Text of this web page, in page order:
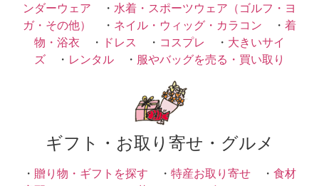
ンダーウェア ・ 水着・スポーツウェア（ゴルフ・ヨ
ガ・その他）
・ ネイル・ウィッグ・カラコン ・ 着
物・浴衣 ・ ドレス ・ コスプレ ・ 大きいサイ
ズ ・ レンタル ・ 服やバッグを売る・買い取り
ギフト・お取り寄せ・グルメ
・ 贈り物・ギフトを探す ・ 特産お取り寄せ ・ 食材